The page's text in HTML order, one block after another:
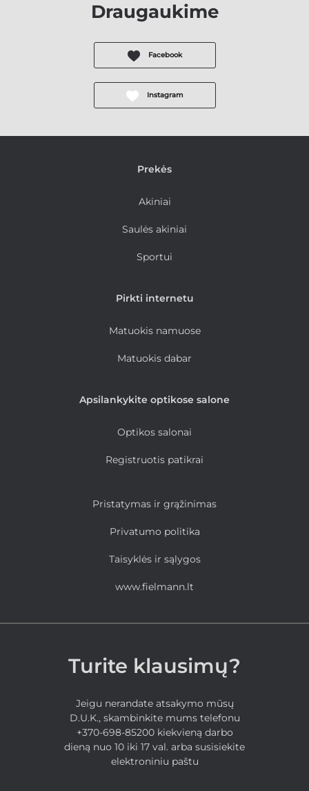
Draugaukime
Facebook
Instagram
Prekės
Akiniai
Saulės akiniai
Sportui
Pirkti internetu
Matuokis namuose
Matuokis dabar
Apsilankykite optikose salone
Optikos salonai
Registruotis patikrai
Pristatymas ir grąžinimas
Privatumo politika
Taisyklės ir sąlygos
www.fielmann.lt
Turite klausimų?
Jeigu nerandate atsakymo mūsų
D.U.K., skambinkite mums telefonu
+370-698-85200 kiekvieną darbo
dieną nuo 10 iki 17 val. arba susisiekite
elektroniniu paštu